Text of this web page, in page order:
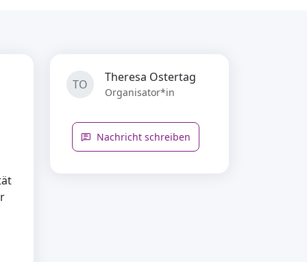
TO Theresa Ostertag
Organisator*in
Nachricht schreiben